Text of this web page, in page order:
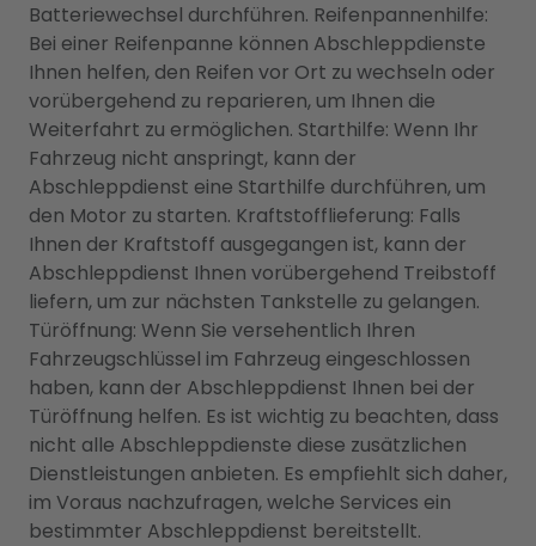
Batteriewechsel durchführen. Reifenpannenhilfe:
Bei einer Reifenpanne können Abschleppdienste
Ihnen helfen, den Reifen vor Ort zu wechseln oder
vorübergehend zu reparieren, um Ihnen die
Weiterfahrt zu ermöglichen. Starthilfe: Wenn Ihr
Fahrzeug nicht anspringt, kann der
Abschleppdienst eine Starthilfe durchführen, um
den Motor zu starten. Kraftstofflieferung: Falls
Ihnen der Kraftstoff ausgegangen ist, kann der
Abschleppdienst Ihnen vorübergehend Treibstoff
liefern, um zur nächsten Tankstelle zu gelangen.
Türöffnung: Wenn Sie versehentlich Ihren
Fahrzeugschlüssel im Fahrzeug eingeschlossen
haben, kann der Abschleppdienst Ihnen bei der
Türöffnung helfen. Es ist wichtig zu beachten, dass
nicht alle Abschleppdienste diese zusätzlichen
Dienstleistungen anbieten. Es empfiehlt sich daher,
im Voraus nachzufragen, welche Services ein
bestimmter Abschleppdienst bereitstellt.